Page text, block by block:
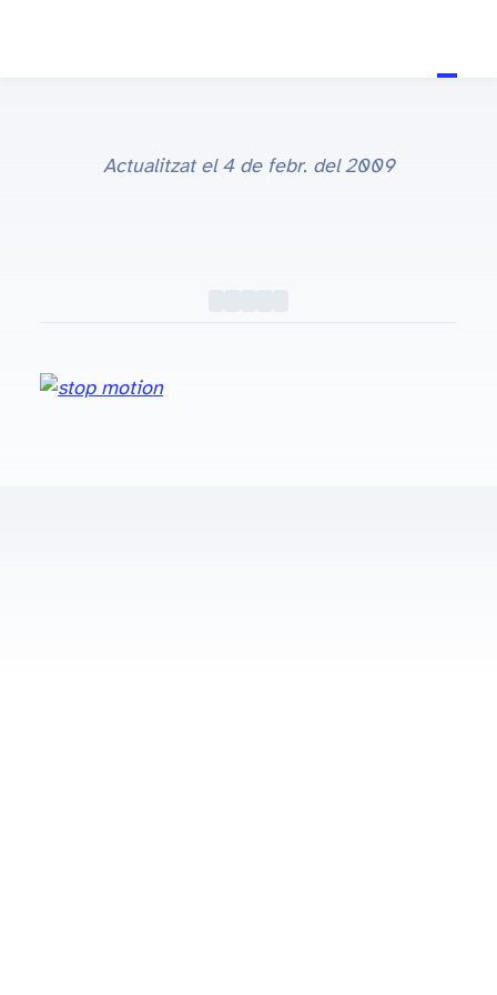
Actualitzat el 4 de febr. del 2009
stop motion